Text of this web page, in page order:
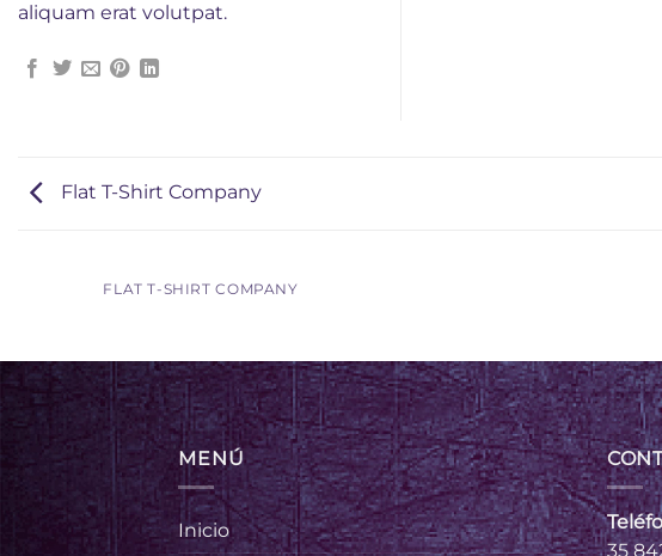
aliquam erat volutpat.
Flat T-Shirt Company
FLAT T-SHIRT COMPANY
MENÚ
Inicio
35